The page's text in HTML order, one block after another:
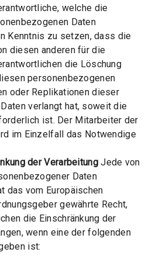
welche die
Daten
Kenntnis zu setzen, dass die
diesen anderen für die
die Löschung
personenbezogenen
oder Replikationen dieser
verlangt hat, soweit die
ist. Der Mitarbeiter der
im Einzelfall das Notwendige
der VerarbeitungJede von
Daten
das vom Europäischen
gewährte Recht,
die Einschränkung der
wenn eine der folgenden
ist: